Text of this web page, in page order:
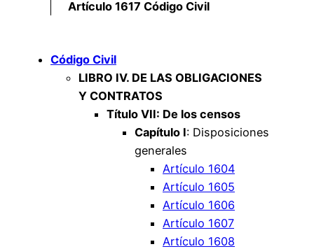
Artículo 1617 Código Civil
Código Civil
LIBRO IV. DE LAS OBLIGACIONES
Y CONTRATOS
Título VII: De los censos
Capítulo I: Disposiciones
generales
Artículo 1604
Artículo 1605
Artículo 1606
Artículo 1607
Artículo 1608